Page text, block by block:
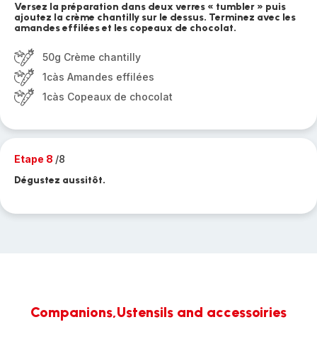
Versez la préparation dans deux verres « tumbler » puis
ajoutez la crème chantilly sur le dessus. Terminez avec les
amandes effilées et les copeaux de chocolat.
50g Crème chantilly
1càs Amandes effilées
1càs Copeaux de chocolat
Etape 8 /8
Dégustez aussitôt.
Companions,Ustensils and accessoiries